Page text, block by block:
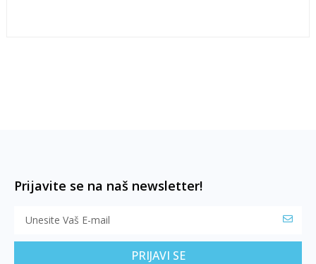
Prijavite se na naš newsletter!
PRIJAVI SE